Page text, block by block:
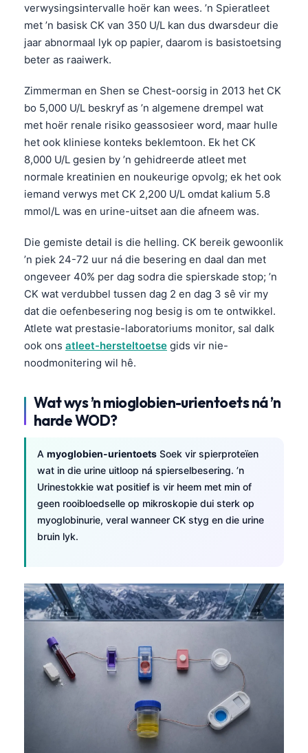
verwysingsintervalle hoër kan wees. ’n Spieratleet
met ’n basisk CK van 350 U/L kan dus dwarsdeur die
jaar abnormaal lyk op papier, daarom is basistoetsing
beter as raaiwerk.
Zimmerman en Shen se Chest-oorsig in 2013 het CK
bo 5,000 U/L beskryf as ’n algemene drempel wat
met hoër renale risiko geassosieer word, maar hulle
het ook kliniese konteks beklemtoon. Ek het CK
8,000 U/L gesien by ’n gehidreerde atleet met
normale kreatinien en noukeurige opvolg; ek het ook
iemand verwys met CK 2,200 U/L omdat kalium 5.8
mmol/L was en urine-uitset aan die afneem was.
Die gemiste detail is die helling. CK bereik gewoonlik
’n piek 24-72 uur ná die besering en daal dan met
ongeveer 40% per dag sodra die spierskade stop; ’n
CK wat verdubbel tussen dag 2 en dag 3 sê vir my
dat die oefenbesering nog besig is om te ontwikkel.
Atlete wat prestasie-laboratoriums monitor, sal dalk
ook ons atleet-hersteltoetse gids vir nie-
noodmonitering wil hê.
Wat wys ’n mioglobien-urientoets ná ’n
harde WOD?
A myoglobien-urientoets Soek vir spierproteïen
wat in die urine uitloop ná spierselbesering. ’n
Urinestokkie wat positief is vir heem met min of
geen rooibloedselle op mikroskopie dui sterk op
myoglobinurie, veral wanneer CK styg en die urine
bruin lyk.